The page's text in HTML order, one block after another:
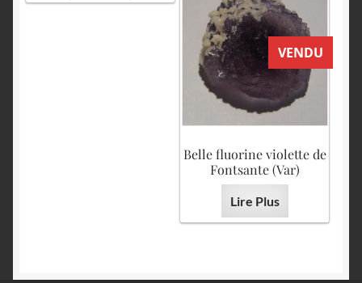
VENDU
Belle fluorine violette de
Fontsante (Var)
Lire Plus